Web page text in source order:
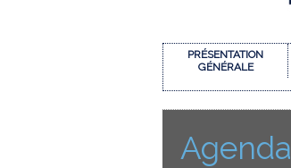
PRÉSENTATION
GÉNÉRALE
Agenda